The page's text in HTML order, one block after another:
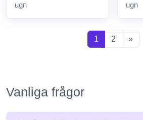
ugn ugn
1 2 »
Vanliga frågor